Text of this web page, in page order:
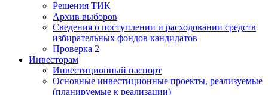
Решения ТИК
Архив выборов
Сведения о поступлении и расходовании средств
избирательных фондов кандидатов
Проверка 2
Инвесторам
Инвестиционный паспорт
Основные инвестиционные проекты, реализуемые
(планируемые к реализации)